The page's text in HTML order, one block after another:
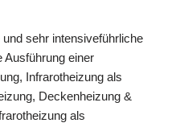
sehr intensiveführliche
Ausführung einer
Infrarotheizung als
Deckenheizung &
als